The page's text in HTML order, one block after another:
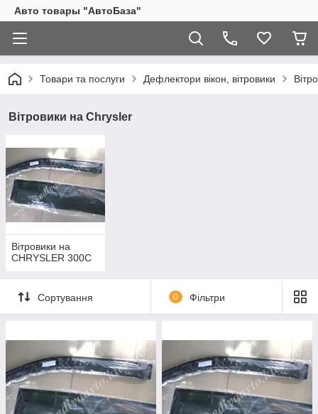
Авто товары "АвтоБаза"
Товари та послуги Дефлектори вікон, вітровики
Вітровики на Chrysler
Вітровики на
CHRYSLER 300C
Сортування 0 Фільтри